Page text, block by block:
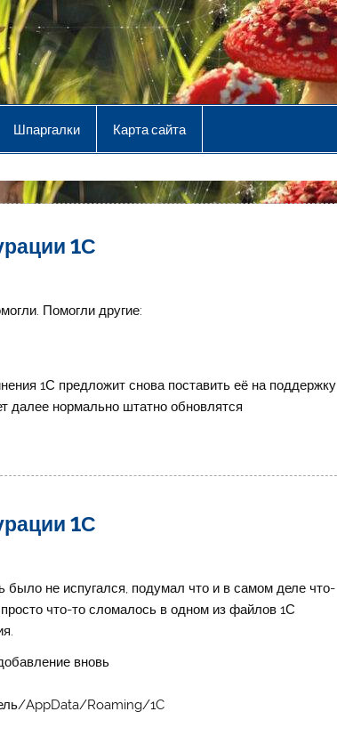
Шпаргалки Карта сайта
1С
Помогли другие:
1С предложит снова поставить её на поддержку
далее нормально штатно обновлятся
1С
было не испугался, подумал что и в самом деле что-
что-то сломалось в одном из файлов 1С
вновь
AppData/Roaming/1C